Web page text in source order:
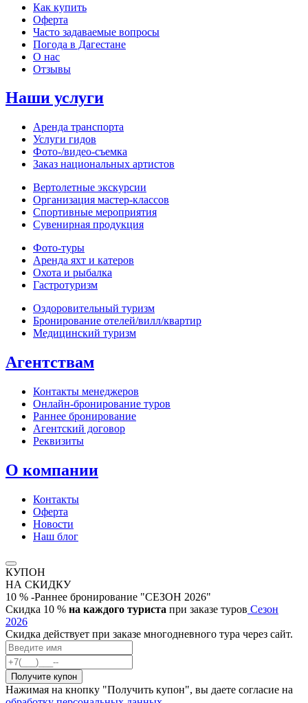
Как купить
Оферта
Часто задаваемые вопросы
Погода в Дагестане
О нас
Отзывы
Наши услуги
Аренда транспорта
Услуги гидов
Фото-/видео‑съемка
Заказ национальных артистов
Вертолетные экскурсии
Организация мастер‑классов
Спортивные мероприятия
Сувенирная продукция
Фото‑туры
Аренда яхт и катеров
Охота и рыбалка
Гастротуризм
Оздоровительный туризм
Бронирование отелей/вилл/квартир
Медицинский туризм
Агентствам
Контакты менеджеров
Онлайн‑бронирование туров
Раннее бронирование
Агентский договор
Реквизиты
О компании
Контакты
Оферта
Новости
Наш блог
КУПОН
НА СКИДКУ
10 % -Раннее бронирование "СЕЗОН 2026"
Скидка 10 % на каждого туриста при заказе туров Сезон
2026
Скидка действует при заказе многодневного тура через сайт.
Нажимая на кнопку "Получить купон", вы даете согласие на